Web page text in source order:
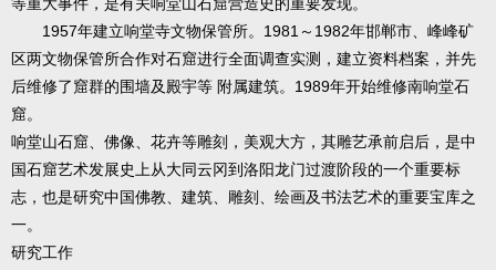
1957年建立响堂寺文物保管所。1981～1982年邯郸市、峰峰矿
区两文物保管所合作对石窟进行全面调查实测，建立资料档案，并先
后维修了窟群的围墙及殿宇等 附属建筑。1989年开始维修南响堂石
窟。
响堂山石窟、佛像、花卉等雕刻，美观大方，其雕艺承前启后，是中
国石窟艺术发展史上从大同云冈到洛阳龙门过渡阶段的一个重要标
志，也是研究中国佛教、建筑、雕刻、绘画及书法艺术的重要宝库之
一。
研究工作